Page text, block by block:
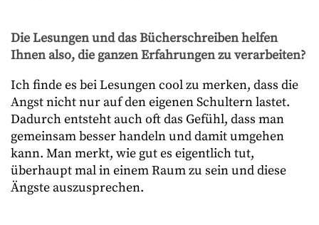
Die Lesungen und das Bücherschreiben helfen
Ihnen also, die ganzen Erfahrungen zu verarbeiten?
Ich finde es bei Lesungen cool zu merken, dass die
Angst nicht nur auf den eigenen Schultern lastet.
Dadurch entsteht auch oft das Gefühl, dass man
gemeinsam besser handeln und damit umgehen
kann. Man merkt, wie gut es eigentlich tut,
überhaupt mal in einem Raum zu sein und diese
Ängste auszusprechen.